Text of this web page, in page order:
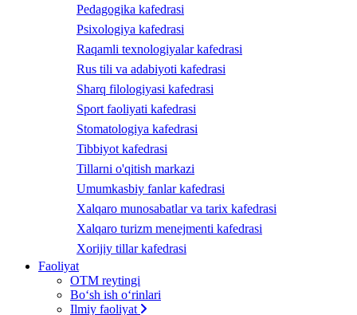
Pedagogika kafedrasi
Psixologiya kafedrasi
Raqamli texnologiyalar kafedrasi
Rus tili va adabiyoti kafedrasi
Sharq filologiyasi kafedrasi
Sport faoliyati kafedrasi
Stomatologiya kafedrasi
Tibbiyot kafedrasi
Tillarni o'qitish markazi
Umumkasbiy fanlar kafedrasi
Xalqaro munosabatlar va tarix kafedrasi
Xalqaro turizm menejmenti kafedrasi
Xorijiy tillar kafedrasi
Faoliyat
OTM reytingi
Bo‘sh ish o‘rinlari
Ilmiy faoliyat